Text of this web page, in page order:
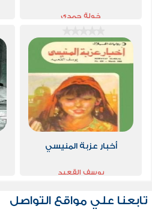
خولة حمدي
أخبار عزبة المنيسي
يوسف القعيد
تابعنا علي مواقع التواصل